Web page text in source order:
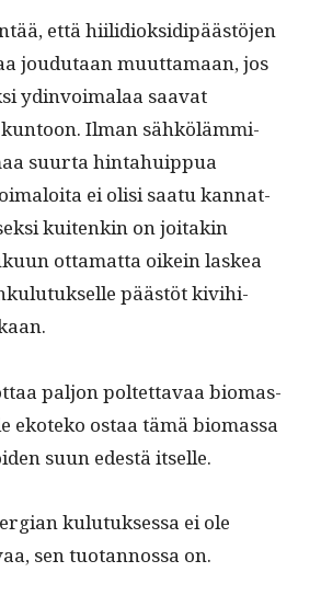
että hiilid­iok­sidipäästö­jen
joudu­taan muut­ta­maan, jos
ydin­voimalaa saa­vat
Ilman sähköläm­mi­
suur­ta hin­tahuip­pua
ei olisi saatu kan­nat­
kuitenkin on joitakin
otta­mat­ta oikein laskea
päästöt kivi­hi­
paljon poltet­tavaa bio­mas­
ekoteko ostaa tämä bio­mas­sa
suun edestä itselle.
kulu­tuk­ses­sa ei ole
sen tuotan­nos­sa on.